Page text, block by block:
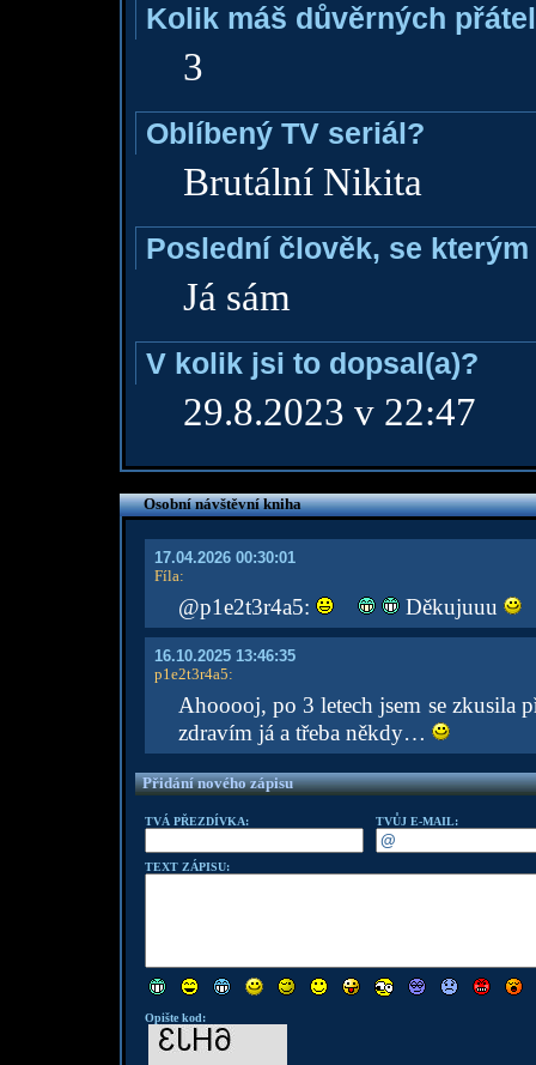
Kolik máš důvěrných
3
Oblíbený TV seriál?
Brutální Nikita
Poslední člověk, se
Já sám
V kolik jsi to dopsal(a)?
29.8.2023 v 22:47
Osobní návštěvní kniha
17.04.2026 00:30:01
Fíla:
@p1e2t3r4a5: Děkujuuu
16.10.2025 13:46:35
p1e2t3r4a5:
Ahooooj, po 3 letech jsem se zkusila
zdravím já a třeba někdy…
Přidání nového zápisu
TVÁ PŘEZDÍVKA: TVŮJ E-MAIL:
TEXT ZÁPISU:
Opište kod: